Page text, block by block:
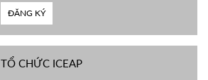
ĐĂNG KÝ
TỔ CHỨC ICEAP